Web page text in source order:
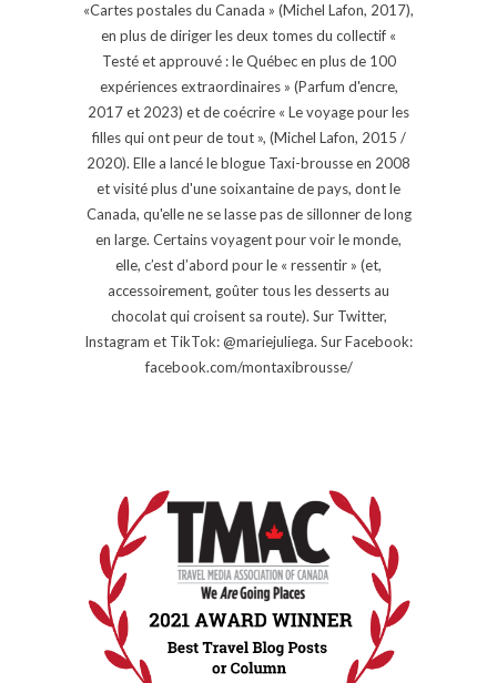
«Cartes postales du Canada » (Michel Lafon, 2017),
en plus de diriger les deux tomes du collectif «
Testé et approuvé : le Québec en plus de 100
expériences extraordinaires » (Parfum d'encre,
2017 et 2023) et de coécrire « Le voyage pour les
filles qui ont peur de tout », (Michel Lafon, 2015 /
2020). Elle a lancé le blogue Taxi-brousse en 2008
et visité plus d'une soixantaine de pays, dont le
Canada, qu'elle ne se lasse pas de sillonner de long
en large. Certains voyagent pour voir le monde,
elle, c’est d’abord pour le « ressentir » (et,
accessoirement, goûter tous les desserts au
chocolat qui croisent sa route). Sur Twitter,
Instagram et TikTok: @mariejuliega. Sur Facebook:
facebook.com/montaxibrousse/